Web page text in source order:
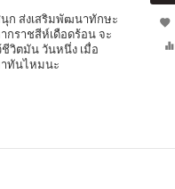
ก ส่งเสริมพัฒนาทักษะ
กราชสีห์เดือดร้อน จะ
วิตมัน วันหนึ่ง เมื่อ
ทันไหมนะ